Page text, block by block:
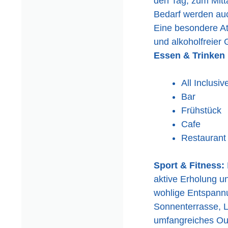
Bedarf werden
Eine besondere
und alkoholfreier
Essen & Trinken
All
Bar
Frühstück
Cafe
Restaurant
Sport & Fitness:
aktive Erholung
wohlige
Sonnenterrasse,
umfangreiches